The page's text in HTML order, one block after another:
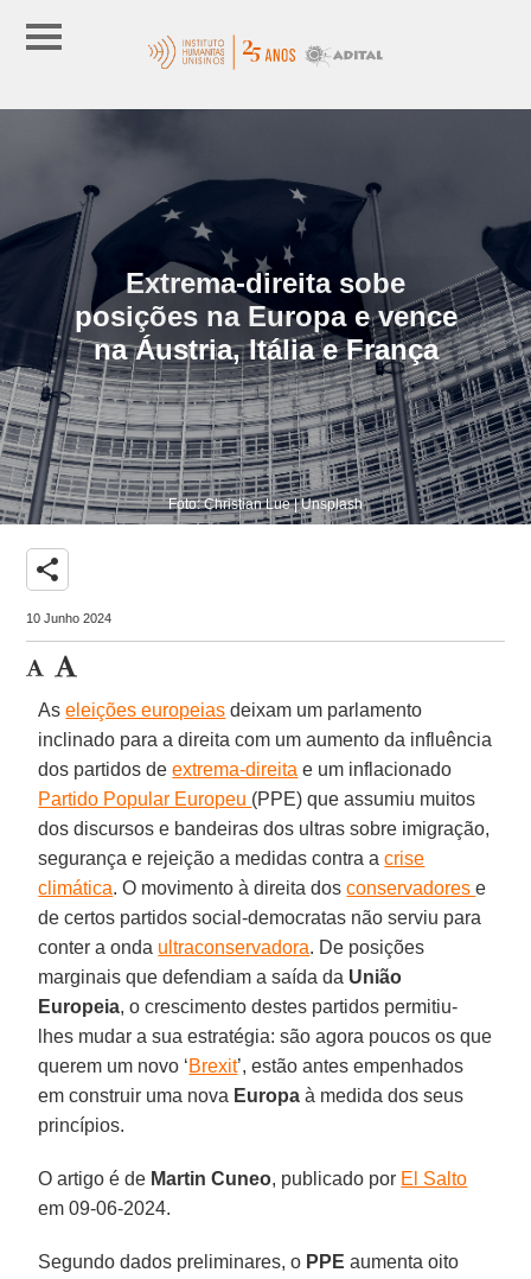
Extrema-direita sobe
posições na Europa e vence
na Áustria, Itália e França
Foto: Christian Lue | Unsplash
share
10 Junho 2024
Aseleições europeias deixam um parlamento
inclinado para a direita com um aumento da influência
dos partidos deextrema-direita e um inflacionado
Partido Popular Europeu (PPE) que assumiu muitos
dos discursos e bandeiras dos ultras sobre imigração,
segurança e rejeição a medidas contra acrise
climática. O movimento à direita dosconservadorese
de certos partidos social-democratas não serviu para
conter a onda ultraconservadora. De posições
marginais que defendiam a saída da União
Europeia, o crescimento destes partidos permitiu-
lhes mudar a sua estratégia: são agora poucos os que
querem um novo ‘Brexit’, estão antes empenhados
em construir uma nova Europa à medida dos seus
princípios.
O artigo é de Martin Cuneo, publicado por El Salto
em 09-06-2024.
Segundo dados preliminares, o PPE aumenta oito